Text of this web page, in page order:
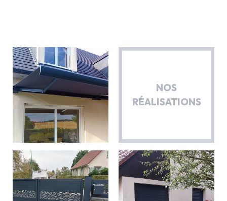
NOS
RÉALISATIONS